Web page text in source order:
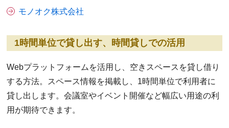
モノオク株式会社
1時間単位で貸し出す、時間貸しでの活用
Webプラットフォームを活用し、空きスペースを貸し借り
する方法。スペース情報を掲載し、1時間単位で利用者に
貸し出します。会議室やイベント開催など幅広い用途の利
用が期待できます。